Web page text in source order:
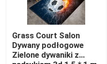
Wycieczka po fabryce
Kontrola jakości
Grass Court Salon
Dywany podłogowe
Zielone dywaniki z